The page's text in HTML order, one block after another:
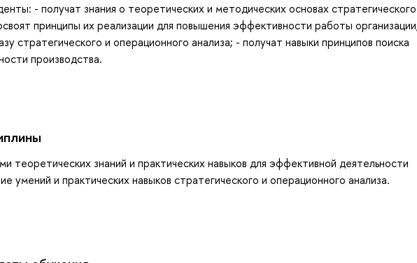
- получат знания о теоретических и методических основах
принципы их реализации для повышения эффективности работы
стратегического и операционного анализа; - получат навыки принципов поиска
производства.
теоретических знаний и практических навыков для эффективной деятельности
умений и практических навыков стратегического и операционного анализа.